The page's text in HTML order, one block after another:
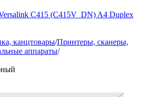
C415 (C415V_DN) A4 Duplex
канцтовары/Принтеры, сканеры,
аппараты/